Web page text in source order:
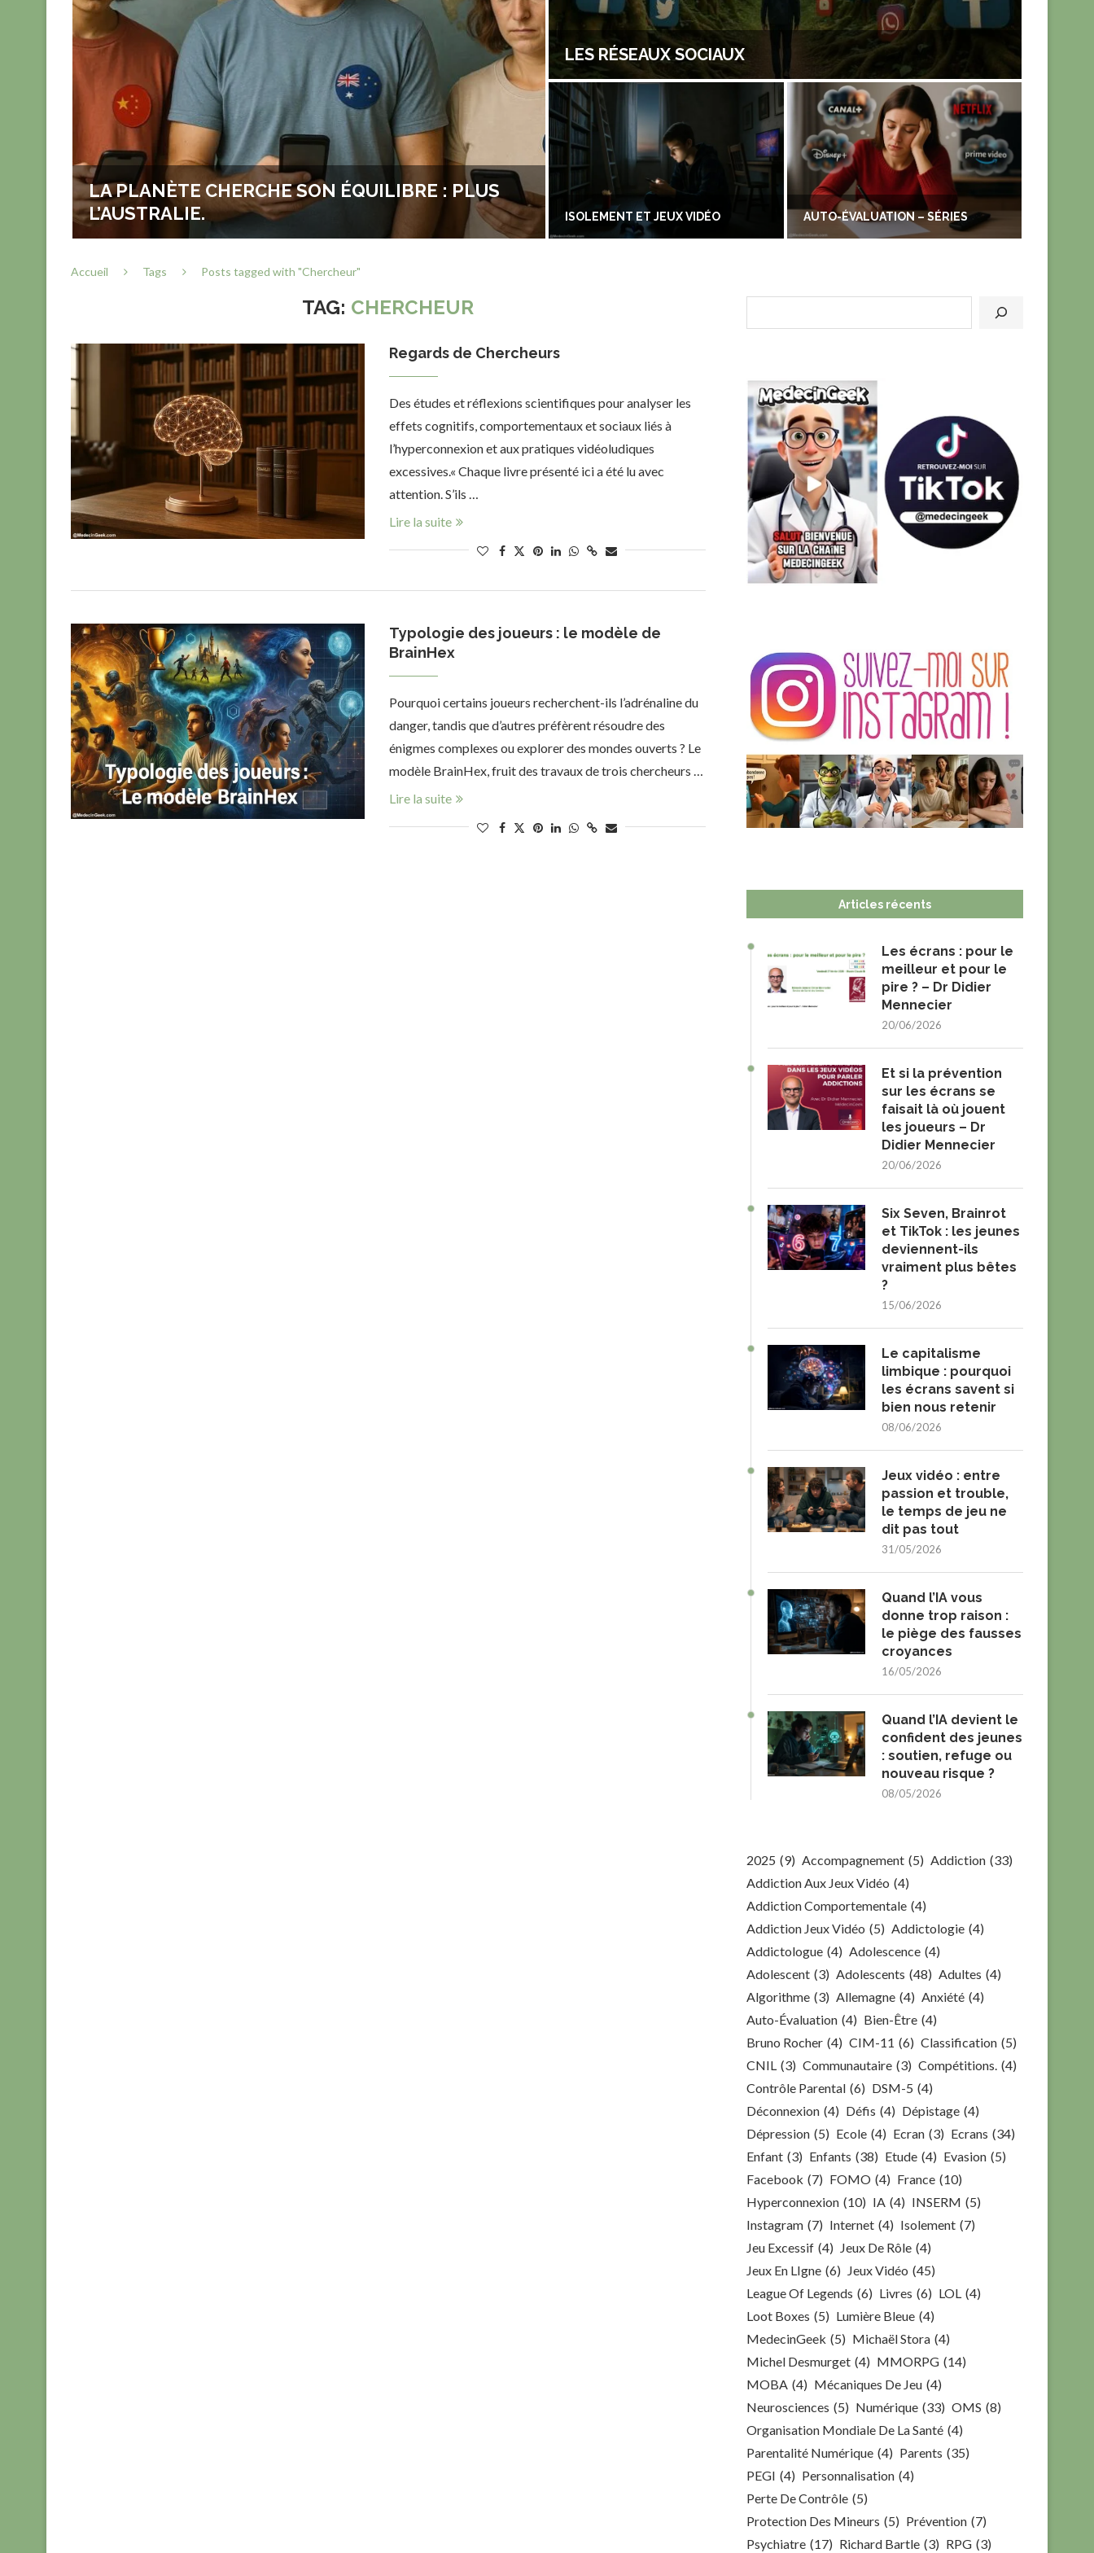
LA PLANÈTE CHERCHE SON ÉQUILIBRE : PLUS
L’AUSTRALIE.
LES RÉSEAUX SOCIAUX
ISOLEMENT ET JEUX VIDÉO AUTO-ÉVALUATION – SÉRIES
Accueil Tags Posts tagged with "Chercheur"
TAG: CHERCHEUR
Regards de Chercheurs
Des études et réflexions scientifiques pour analyser les
effets cognitifs, comportementaux et sociaux liés à
l’hyperconnexion et aux pratiques vidéoludiques
excessives.« Chaque livre présenté ici a été lu avec
attention. S’ils …
Lire la suite
Typologie des joueurs : le modèle de
BrainHex
Pourquoi certains joueurs recherchent-ils l’adrénaline du
danger, tandis que d’autres préfèrent résoudre des
énigmes complexes ou explorer des mondes ouverts ? Le
modèle BrainHex, fruit des travaux de trois chercheurs …
Lire la suite
Articles récents
Les écrans : pour le
meilleur et pour le
pire ? – Dr Didier
Mennecier
20/06/2026
Et si la prévention
sur les écrans se
faisait là où jouent
les joueurs – Dr
Didier Mennecier
20/06/2026
Six Seven, Brainrot
et TikTok : les jeunes
deviennent-ils
vraiment plus bêtes
?
15/06/2026
Le capitalisme
limbique : pourquoi
les écrans savent si
bien nous retenir
08/06/2026
Jeux vidéo : entre
passion et trouble,
le temps de jeu ne
dit pas tout
31/05/2026
Quand l’IA vous
donne trop raison :
le piège des fausses
croyances
16/05/2026
Quand l’IA devient le
confident des jeunes
: soutien, refuge ou
nouveau risque ?
08/05/2026
2025 (9) Accompagnement (5) Addiction (33)
Addiction Aux Jeux Vidéo (4)
Addiction Comportementale (4)
Addiction Jeux Vidéo (5) Addictologie (4)
Addictologue (4) Adolescence (4)
Adolescent (3) Adolescents (48) Adultes (4)
Algorithme (3) Allemagne (4) Anxiété (4)
Auto-Évaluation (4) Bien-Être (4)
Bruno Rocher (4) CIM-11 (6) Classification (5)
CNIL (3) Communautaire (3) Compétitions. (4)
Contrôle Parental (6) DSM-5 (4)
Déconnexion (4) Défis (4) Dépistage (4)
Dépression (5) Ecole (4) Ecran (3) Ecrans (34)
Enfant (3) Enfants (38) Etude (4) Evasion (5)
Facebook (7) FOMO (4) France (10)
Hyperconnexion (10) IA (4) INSERM (5)
Instagram (7) Internet (4) Isolement (7)
Jeu Excessif (4) Jeux De Rôle (4)
Jeux En LIgne (6) Jeux Vidéo (45)
League Of Legends (6) Livres (6) LOL (4)
Loot Boxes (5) Lumière Bleue (4)
MedecinGeek (5) Michaël Stora (4)
Michel Desmurget (4) MMORPG (14)
MOBA (4) Mécaniques De Jeu (4)
Neurosciences (5) Numérique (33) OMS (8)
Organisation Mondiale De La Santé (4)
Parentalité Numérique (4) Parents (35)
PEGI (4) Personnalisation (4)
Perte De Contrôle (5)
Protection Des Mineurs (5) Prévention (7)
Psychiatre (17) Richard Bartle (3) RPG (3)